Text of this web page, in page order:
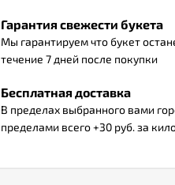
Гарантия свежести букета
Мы гарантируем что букет
течение 7 дней после покупки
Бесплатная доставка
В пределах выбранного вами
пределами всего +30 руб. за